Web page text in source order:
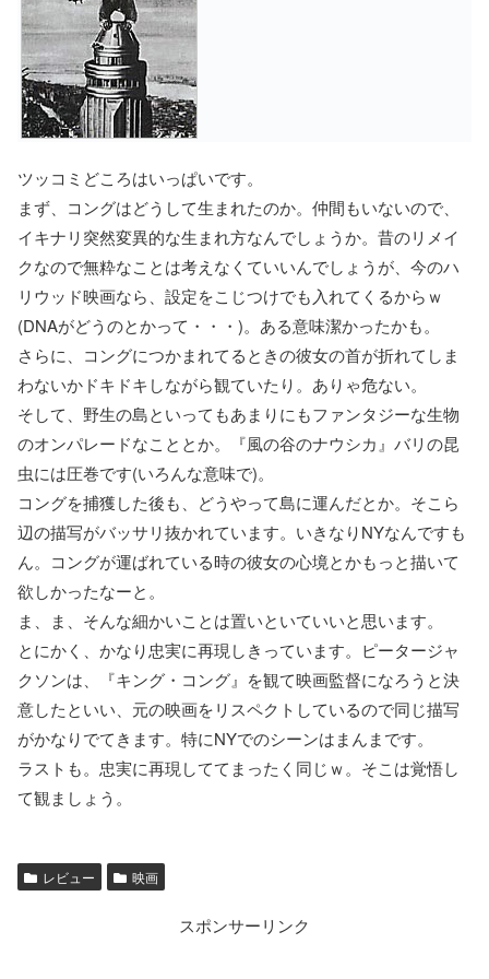
ツッコミどころはいっぱいです。
まず、コングはどうして生まれたのか。仲間もいないので、
イキナリ突然変異的な生まれ方なんでしょうか。昔のリメイ
クなので無粋なことは考えなくていいんでしょうが、今のハ
リウッド映画なら、設定をこじつけでも入れてくるからｗ
(DNAがどうのとかって・・・)。ある意味潔かったかも。
さらに、コングにつかまれてるときの彼女の首が折れてしま
わないかドキドキしながら観ていたり。ありゃ危ない。
そして、野生の島といってもあまりにもファンタジーな生物
のオンパレードなこととか。『風の谷のナウシカ』バリの昆
虫には圧巻です(いろんな意味で)。
コングを捕獲した後も、どうやって島に運んだとか。そこら
辺の描写がバッサリ抜かれています。いきなりNYなんですも
ん。コングが運ばれている時の彼女の心境とかもっと描いて
欲しかったなーと。
ま、ま、そんな細かいことは置いといていいと思います。
とにかく、かなり忠実に再現しきっています。ピータージャ
クソンは、『キング・コング』を観て映画監督になろうと決
意したといい、元の映画をリスペクトしているので同じ描写
がかなりでてきます。特にNYでのシーンはまんまです。
ラストも。忠実に再現しててまったく同じｗ。そこは覚悟し
て観ましょう。
レビュー 映画
スポンサーリンク